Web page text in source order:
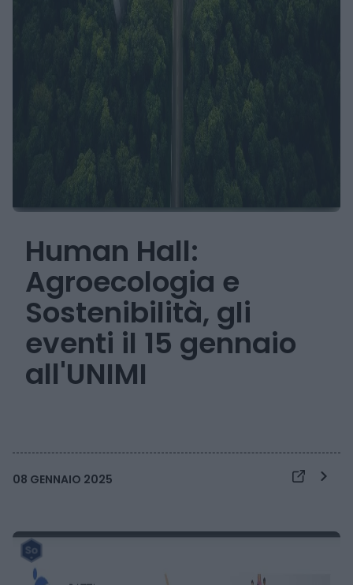
Human Hall:
Agroecologia e
Sostenibilità, gli
eventi il 15 gennaio
all'UNIMI
08 GENNAIO 2025